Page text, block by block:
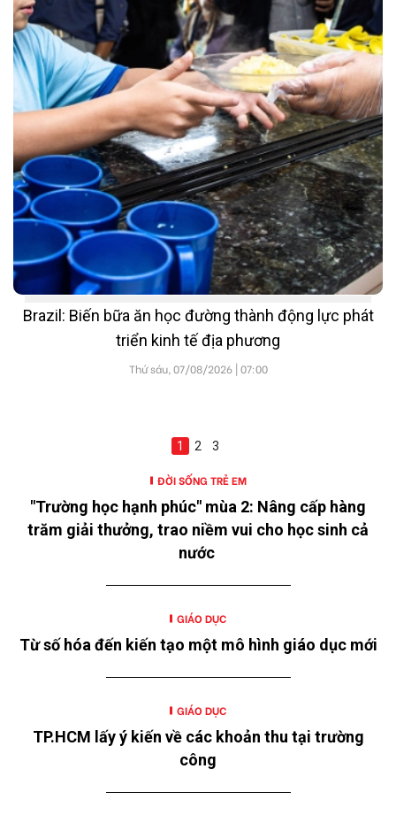
Brazil: Biến bữa ăn học đường thành động lực phát
triển kinh tế địa phương
Thứ sáu, 07/08/2026 | 07:00
1 2 3
ĐỜI SỐNG TRẺ EM
"Trường học hạnh phúc" mùa 2: Nâng cấp hàng
trăm giải thưởng, trao niềm vui cho học sinh cả
nước
GIÁO DỤC
Từ số hóa đến kiến tạo một mô hình giáo dục mới
GIÁO DỤC
TP.HCM lấy ý kiến về các khoản thu tại trường
công